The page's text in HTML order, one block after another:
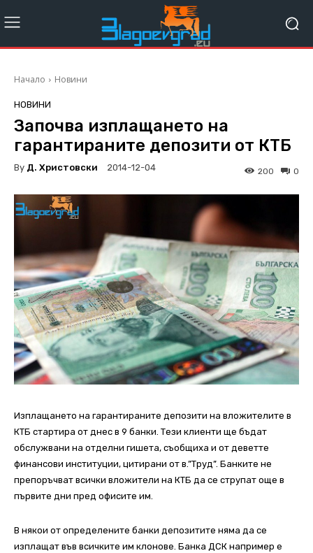
Начало Новини
НОВИНИ
Започва изплащането на
гарантираните депозити от КТБ
By Д. Христовски 2014-12-04 0
200
Изплащането на гарантираните депозити на вложителите в
КТБ стартира от днес в 9 банки. Тези клиенти ще бъдат
обслужвани на отделни гишета, съобщиха и от деветте
финансови институции, цитирани от в.”Труд”. Банките не
препоръчват всички вложители на КТБ да се струпат още в
първите дни пред офисите им.
В някои от определените банки депозитите няма да се
изплащат във всичките им клонове. Банка ДСК например е